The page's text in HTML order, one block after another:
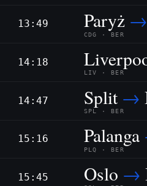
13:49 Paryż →
CDG · BER
14:18
LIV · BER
14:47 Split →
SPL · BER
15:16 Palanga
PLQ · BER
15:45 Oslo →